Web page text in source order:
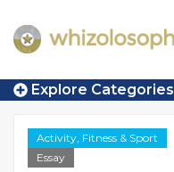
Explore Categories
Activity, Fitness & Sport
Essay